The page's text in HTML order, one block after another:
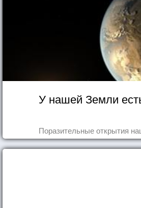
У нашей Земли
Поразительные открытия